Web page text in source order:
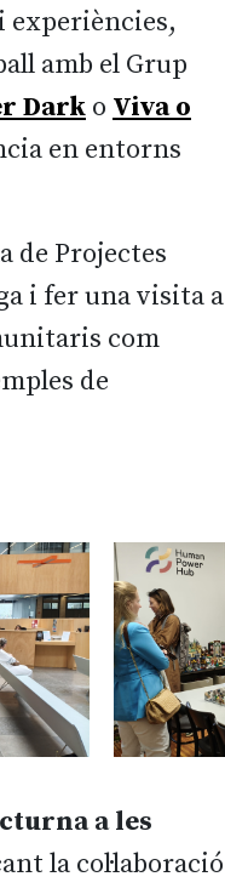
experiències,
amb el Grup
Dark o Viva o
en entorns
de Projectes
i fer una visita a
com
de
a les
la col·laboració